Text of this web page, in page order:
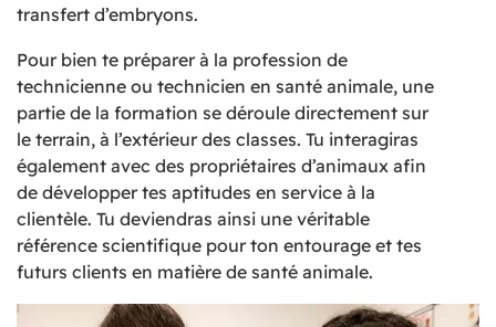
transfert d’embryons.
Pour bien te préparer à la profession de
technicienne ou technicien en santé animale, une
partie de la formation se déroule directement sur
le terrain, à l’extérieur des classes. Tu interagiras
également avec des propriétaires d’animaux afin
de développer tes aptitudes en service à la
clientèle. Tu deviendras ainsi une véritable
référence scientifique pour ton entourage et tes
futurs clients en matière de santé animale.